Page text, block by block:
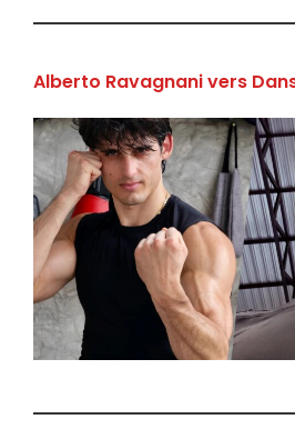
Alberto Ravagnani vers